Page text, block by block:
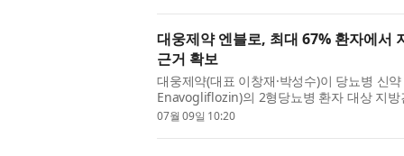
대웅제약 엔블로, 최대 67% 환자에서
근거 확보
대웅제약(대표 이창재·박성수)이 당뇨병 신
Enavogliflozin)의 2형당뇨병 환자 대상 지
가 혈당 조절을 넘어 당뇨병 동반 질환인 지
07월 09일 10:20